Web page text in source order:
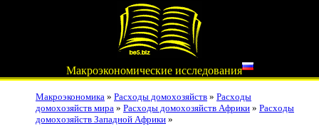
Макроэкономические исследования
Макроэкономика » Расходы домохозяйств » Расходы
домохозяйств мира » Расходы домохозяйств Африки » Расходы
домохозяйств Западной Африки »